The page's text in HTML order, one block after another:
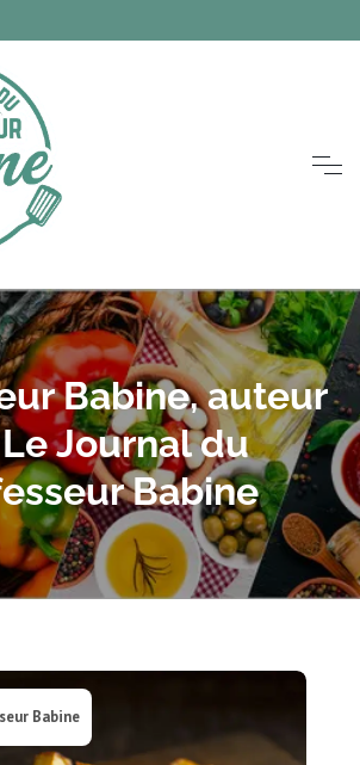
Babine, auteur
Journal du
Babine
Babine